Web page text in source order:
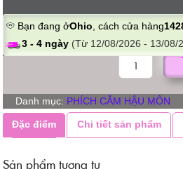
Bạn đang ởOhio , cách cửa hàng
3 - 4 ngày (Từ 12/08/2026 - 13/08/
PHÍCH
CẮM
MÔN
CÓ
Danh mục: PHÍCH CẮM HẬU MÔN
Đặc điểm Chi tiết sản phẩm
Sản phẩm tương tự